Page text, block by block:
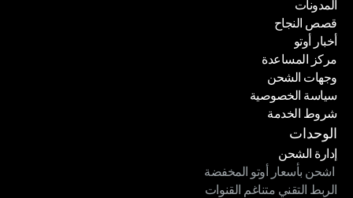
المدونات
المدونات
قصص النجاح
قصص النجاح
أخبار أوتو
أخبار أوتو
مركز المساعدة
مركز المساعدة
وجهات الشحن
وجهات الشحن
سياسة الخصوصية
سياسة الخصوصية
شروط الخدمة
شروط الخدمة
الوحدات
إدارة الشحن
إدارة الشحن
اشحن بأسعار أوتو المخفضة
اشحن بأسعار أوتو المخفضة
الربط التقني متناغم القنوات